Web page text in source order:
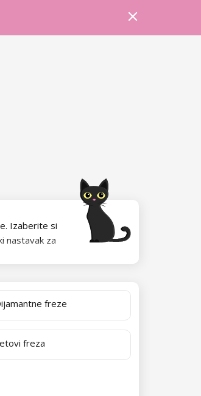
Izaberite si
nastavak za
Obratite
freze
freza